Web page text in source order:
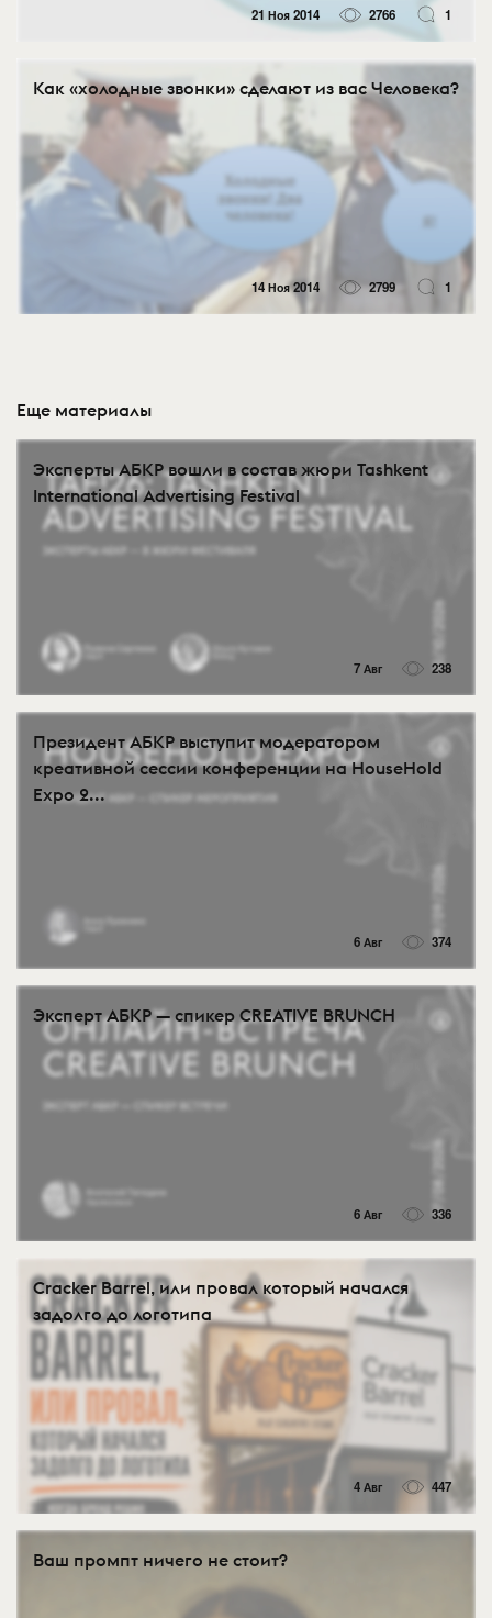
21 Ноя 2014 2766 1
Как «холодные звонки» сделают из вас Человека?
14 Ноя 2014 2799 1
Еще материалы
Эксперты АБКР вошли в состав жюри Tashkent
International Advertising Festival
7 Авг 238
Президент АБКР выступит модератором
креативной сессии конференции на HouseHold
Expo 2...
6 Авг 374
Эксперт АБКР — спикер CREATIVE BRUNCH
6 Авг 336
Cracker Barrel, или провал который начался
задолго до логотипа
4 Авг 447
Ваш промпт ничего не стоит?